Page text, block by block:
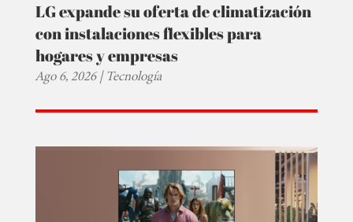
LG expande su oferta de climatización
con instalaciones flexibles para
hogares y empresas
Ago 6, 2026|Tecnología